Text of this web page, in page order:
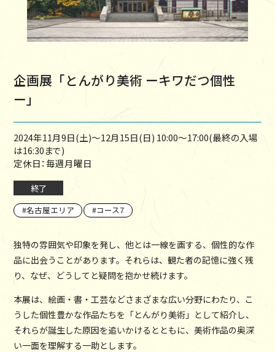
企画展「とんがり美術 ーキワだつ個性
ー」
2024年11月9日(土)～12月15日(日) 10:00～17:00(最終の入場
は16:30まで)
定休日：毎週月曜日
終了
名古屋エリア コース7
独特の雰囲気や印象を発し、他とは一線を画する、個性的な作
品に出会うことがあります。それらは、観た者の記憶に強く残
り、なぜ、どうしてと疑問を抱かせ続けます。
本展は、絵画・書・工芸などさまざまな広い分野にわたり、こ
うした個性豊かな作品たちを「とんがり美術」として紹介し、
それらが誕生した原因を追いかけるとともに、美術作品の奥深
い一面を理解する一助とします。